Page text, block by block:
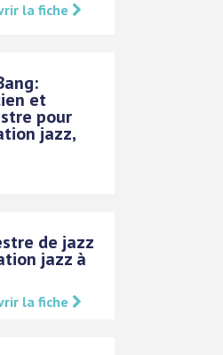
la fiche
et
pour
jazz,
de jazz
jazz à
la fiche